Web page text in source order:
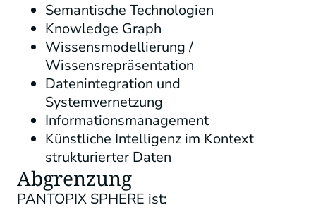
Semantische Technologien
Knowledge Graph
Wissensmodellierung /
Wissensrepräsentation
Datenintegration und
Systemvernetzung
Informationsmanagement
Künstliche Intelligenz im Kontext
strukturierter Daten
Abgrenzung
PANTOPIX SPHERE ist: